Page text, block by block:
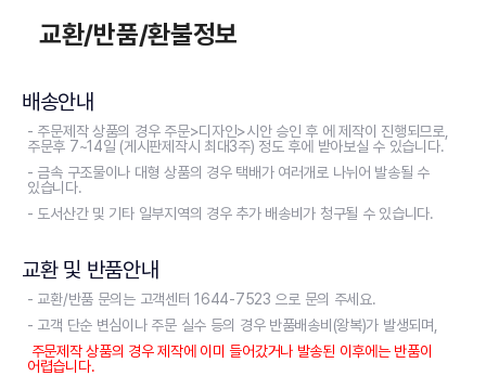
교환/반품/환불정보
배송안내
- 주문제작 상품의 경우 주문>디자인>시안 승인 후 에 제작이 진행되므로,
주문후 7~14일 (게시판제작시 최대3주) 정도 후에 받아보실 수 있습니다.
- 금속 구조물이나 대형 상품의 경우 택배가 여러개로 나뉘어 발송될 수
있습니다.
- 도서산간 및 기타 일부지역의 경우 추가 배송비가 청구될 수 있습니다.
교환 및 반품안내
- 교환/반품 문의는 고객센터 1644-7523 으로 문의 주세요.
- 고객 단순 변심이나 주문 실수 등의 경우 반품배송비(왕복)가 발생되며,
주문제작 상품의 경우 제작에 이미 들어갔거나 발송된 이후에는 반품이
어렵습니다.